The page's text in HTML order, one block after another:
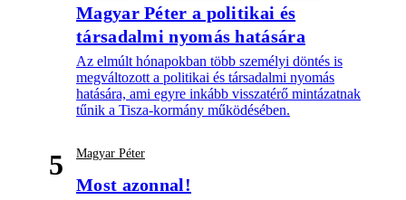
Magyar Péter a politikai és
társadalmi nyomás hatására
Az elmúlt hónapokban több személyi döntés is
megváltozott a politikai és társadalmi nyomás
hatására, ami egyre inkább visszatérő mintázatnak
tűnik a Tisza-kormány működésében.
5 Magyar Péter
Most azonnal!